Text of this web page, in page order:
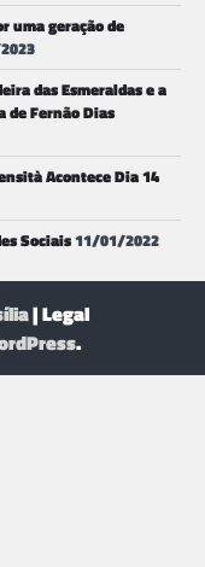
uma geração de
das Esmeraldas e a
de Fernão Dias
Acontece Dia 14
Sociais11/01/2022
| Legal
.